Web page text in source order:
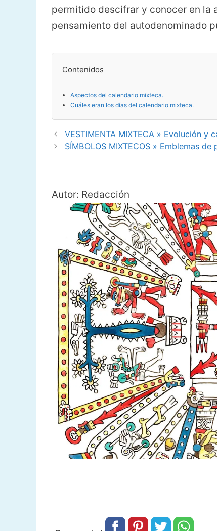
permitido descifrar y conocer en la
pensamiento del autodenominado
Contenidos
Aspectos del calendario mixteca.
Cuáles eran los días del calendario mixteca.
VESTIMENTA MIXTECA » Evolución
SÍMBOLOS MIXTECOS » Emblemas
Autor: Redacción